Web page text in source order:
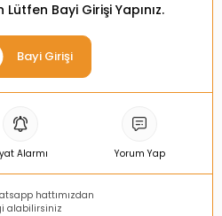
Bayi Girişi Yapınız.
Bayi Girişi
Alarmı Yorum Yap
hattımızdan
alabilirsiniz